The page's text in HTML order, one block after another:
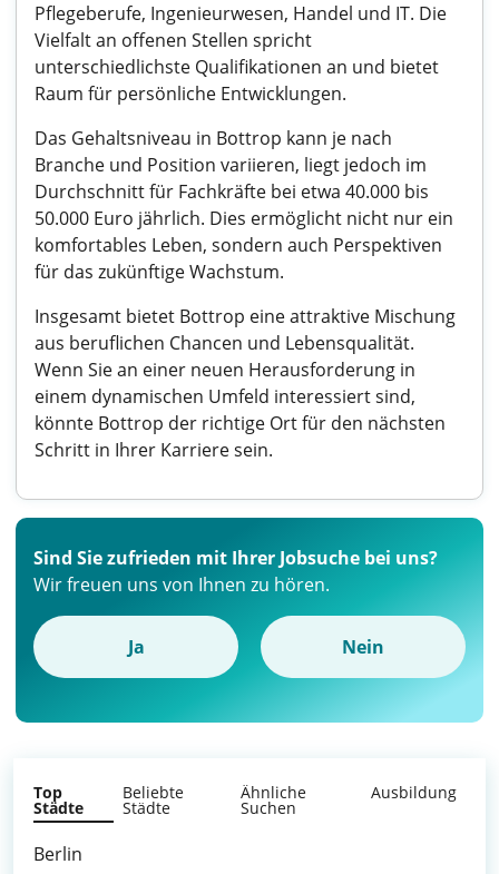
Pflegeberufe, Ingenieurwesen, Handel und IT. Die
Vielfalt an offenen Stellen spricht
unterschiedlichste Qualifikationen an und bietet
Raum für persönliche Entwicklungen.
Das Gehaltsniveau in Bottrop kann je nach
Branche und Position variieren, liegt jedoch im
Durchschnitt für Fachkräfte bei etwa 40.000 bis
50.000 Euro jährlich. Dies ermöglicht nicht nur ein
komfortables Leben, sondern auch Perspektiven
für das zukünftige Wachstum.
Insgesamt bietet Bottrop eine attraktive Mischung
aus beruflichen Chancen und Lebensqualität.
Wenn Sie an einer neuen Herausforderung in
einem dynamischen Umfeld interessiert sind,
könnte Bottrop der richtige Ort für den nächsten
Schritt in Ihrer Karriere sein.
Sind Sie zufrieden mit Ihrer Jobsuche bei uns?
Wir freuen uns von Ihnen zu hören.
Ja Nein
Top
Städte
Beliebte
Städte
Ähnliche
Suchen
Ausbildung
Berlin